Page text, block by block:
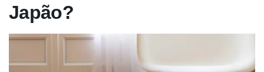
Japão?